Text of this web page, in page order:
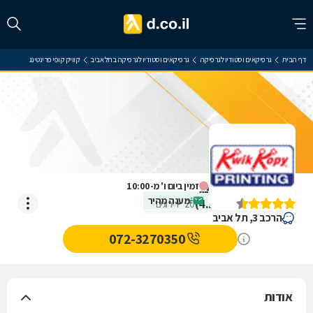
דף הבית גרפיקאים וסטודיו לגרפיקה גרפיקאים וסטודיו לגרפיקה בתל אביב קוויק קופי פרינטינג
זמין ביום ו' מ-10:00
מענה מהיר
קוויק קופי פרינטינג
4.5
)
20דירוגים
הרכב 3, תל אביב
072-3270350
אודות